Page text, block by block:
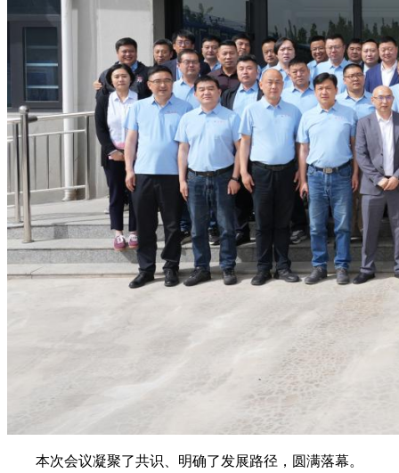
本次会议凝聚了共识、明确了发展路径，圆满落幕。